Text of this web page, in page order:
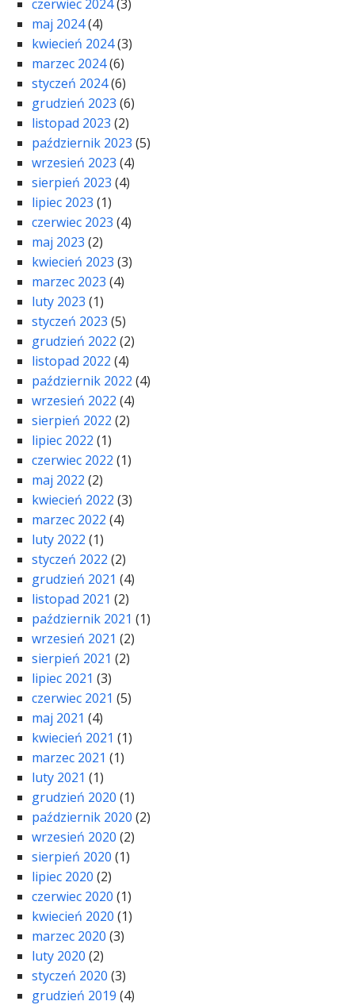
czerwiec 2024(3)
maj 2024(4)
kwiecień 2024(3)
marzec 2024(6)
styczeń 2024(6)
grudzień 2023 (6)
listopad 2023 (2)
październik 2023 (5)
wrzesień 2023 (4)
sierpień 2023 (4)
lipiec 2023 (1)
czerwiec 2023 (4)
maj 2023 (2)
kwiecień 2023 (3)
marzec 2023 (4)
luty 2023 (1)
styczeń 2023 (5)
grudzień 2022 (2)
listopad 2022 (4)
październik 2022 (4)
wrzesień 2022 (4)
sierpień 2022 (2)
lipiec 2022 (1)
czerwiec 2022 (1)
maj 2022 (2)
kwiecień 2022 (3)
marzec 2022 (4)
luty 2022 (1)
styczeń 2022 (2)
grudzień 2021 (4)
listopad 2021 (2)
październik 2021 (1)
wrzesień 2021 (2)
sierpień 2021 (2)
lipiec 2021 (3)
czerwiec 2021 (5)
maj 2021 (4)
kwiecień 2021 (1)
marzec 2021 (1)
luty 2021 (1)
grudzień 2020 (1)
październik 2020 (2)
wrzesień 2020 (2)
sierpień 2020 (1)
lipiec 2020 (2)
czerwiec 2020 (1)
kwiecień 2020 (1)
marzec 2020 (3)
luty 2020 (2)
styczeń 2020 (3)
grudzień 2019 (4)